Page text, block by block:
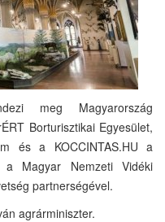
meg Magyarország
Borturisztikai Egyesület,
és a KOCCINTAS.HU a
a Magyar Nemzeti Vidéki
partnerségével.
agrárminiszter.